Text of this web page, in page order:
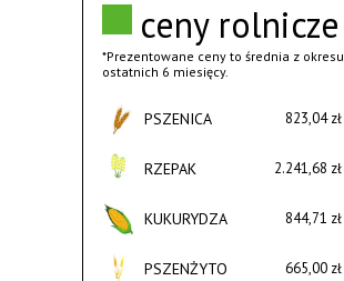
ceny rolnicze
*Prezentowane ceny to średnia z okresu
ostatnich 6 miesięcy.
PSZENICA 823,04 zł
RZEPAK 2.241,68 zł
KUKURYDZA 844,71 zł
PSZENŻYTO 665,00 zł